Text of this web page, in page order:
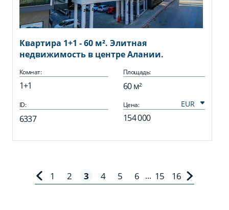
Квартира 1+1 - 60 м². Элитная
недвижимость в центре Алании.
Комнат:
1+1
Площадь:
60 м²
ID:
6337
Цена:
154 000
1 2 3 4 5 6 ... 15 16